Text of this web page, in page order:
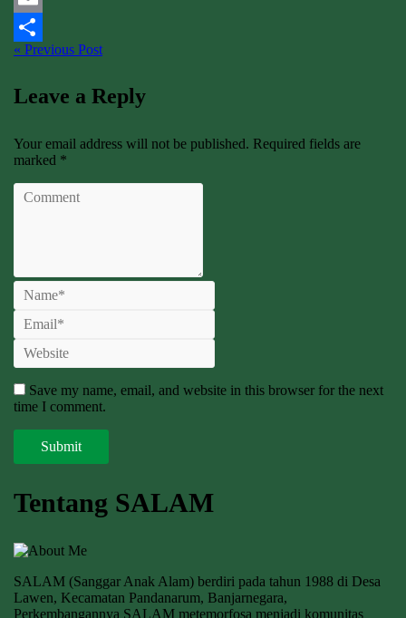
Email
Share
« Previous Post
Leave a Reply
Your email address will not be published. Required fields are
marked *
Save my name, email, and website in this browser for the next
time I comment.
Tentang SALAM
SALAM (Sanggar Anak Alam) berdiri pada tahun 1988 di Desa
Lawen, Kecamatan Pandanarum, Banjarnegara,
Perkembangannya SALAM metemorfosa menjadi komunitas